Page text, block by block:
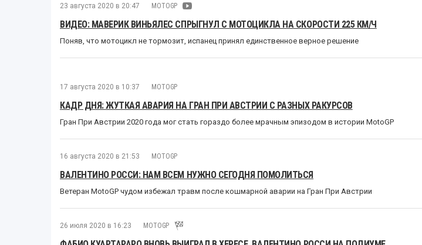
23 августа 2020 в 20:47 MOTOGP
ВИДЕО: МАВЕРИК ВИНЬЯЛЕС СПРЫГНУЛ С МОТОЦИКЛА НА СКОРОСТИ 225 КМ/Ч
Поняв, что мотоцикл не тормозит, испанец принял единственное верное решение
17 августа 2020 в 10:37 MOTOGP
КАДР ДНЯ: ЖУТКАЯ АВАРИЯ НА ГРАН ПРИ АВСТРИИ С РАЗНЫХ РАКУРСОВ
Гран При Австрии 2020 года мог стать гораздо более мрачным эпизодом в истории MotoGP
16 августа 2020 в 21:53 MOTOGP
ВАЛЕНТИНО РОССИ: НАМ ВСЕМ НУЖНО СЕГОДНЯ ПОМОЛИТЬСЯ
Ветеран MotoGP чудом избежал травм после кошмарной аварии на Гран При Австрии
26 июля 2020 в 16:23 MOTOGP